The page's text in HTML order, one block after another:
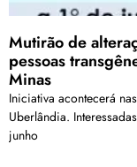
Mutirão de
pessoas
Minas
Iniciativa acontecerá
Uberlândia.
junho